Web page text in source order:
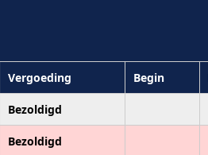
Vergoeding Begin
Bezoldigd
Bezoldigd